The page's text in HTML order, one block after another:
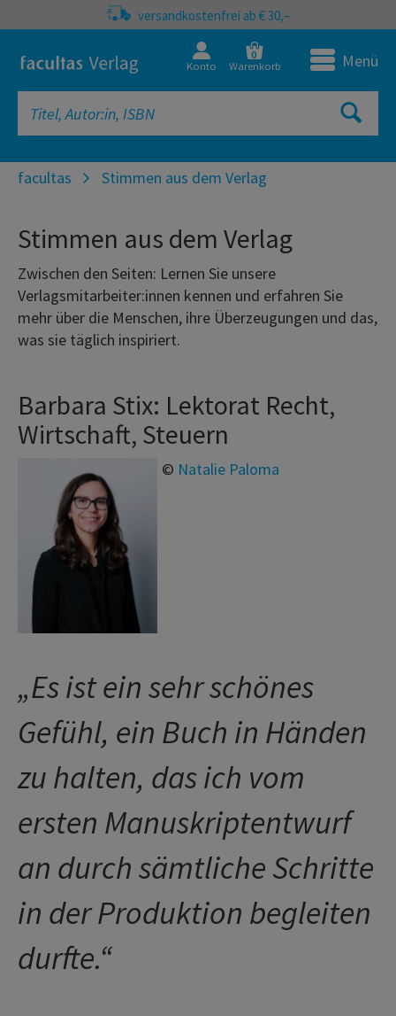
versandkostenfrei ab € 30,–
Konto
0
Warenkorb Menü
facultas Stimmen aus dem Verlag
Stimmen aus dem Verlag
Zwischen den Seiten: Lernen Sie unsere
Verlagsmitarbeiter:innen kennen und erfahren Sie
mehr über die Menschen, ihre Überzeugungen und das,
was sie täglich inspiriert.
Barbara Stix: Lektorat Recht,
Wirtschaft, Steuern
© Natalie Paloma
„Es ist ein sehr schönes
Gefühl, ein Buch in Händen
zu halten, das ich vom
ersten Manuskriptentwurf
an durch sämtliche Schritte
in der Produktion begleiten
durfte.“